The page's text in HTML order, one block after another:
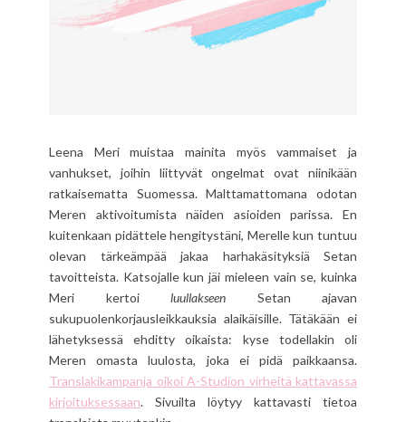
Leena Meri muistaa mainita myös vammaiset ja
vanhukset, joihin liittyvät ongelmat ovat niinikään
ratkaisematta Suomessa. Malttamattomana odotan
Meren aktivoitumista näiden asioiden parissa. En
kuitenkaan pidättele hengitystäni, Merelle kun tuntuu
olevan tärkeämpää jakaa harhakäsityksiä Setan
tavoitteista. Katsojalle kun jäi mieleen vain se, kuinka
Meri kertoiluullakseen Setan ajavan
sukupuolenkorjausleikkauksia alaikäisille. Tätäkään ei
lähetyksessä ehditty oikaista: kyse todellakin oli
Meren omasta luulosta, joka ei pidä paikkaansa.
Translakikampanja oikoi A-Studion virheitä kattavassa
kirjoituksessaan. Sivuilta löytyy kattavasti tietoa